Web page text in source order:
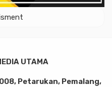
UTAMA
Petarukan, Pemalang,